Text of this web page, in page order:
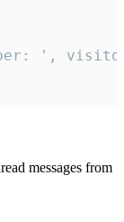
',
messages from